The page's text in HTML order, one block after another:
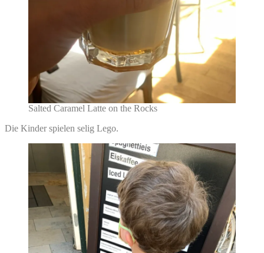
Salted Caramel Latte on the Rocks
Die Kinder spielen selig Lego.